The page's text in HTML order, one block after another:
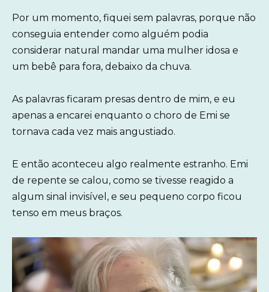
Por um momento, fiquei sem palavras, porque não
conseguia entender como alguém podia
considerar natural mandar uma mulher idosa e
um bebê para fora, debaixo da chuva.
As palavras ficaram presas dentro de mim, e eu
apenas a encarei enquanto o choro de Emi se
tornava cada vez mais angustiado.
E então aconteceu algo realmente estranho. Emi
de repente se calou, como se tivesse reagido a
algum sinal invisível, e seu pequeno corpo ficou
tenso em meus braços.